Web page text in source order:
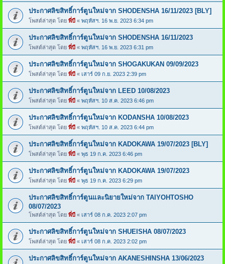
ประกาศลิขสิทธิ์การ์ตูนใหม่จาก SHODENSHA 16/11/2023 [BLY]
โพสต์ล่าสุด โดย พี่บี « พฤหัสฯ. 16 พ.ย. 2023 6:34 pm
ประกาศลิขสิทธิ์การ์ตูนใหม่จาก SHODENSHA 16/11/2023
โพสต์ล่าสุด โดย พี่บี « พฤหัสฯ. 16 พ.ย. 2023 6:31 pm
ประกาศลิขสิทธิ์การ์ตูนใหม่จาก SHOGAKUKAN 09/09/2023
โพสต์ล่าสุด โดย พี่บี « เสาร์ 09 ก.ย. 2023 2:39 pm
ประกาศลิขสิทธิ์การ์ตูนใหม่จาก LEED 10/08/2023
โพสต์ล่าสุด โดย พี่บี « พฤหัสฯ. 10 ส.ค. 2023 6:46 pm
ประกาศลิขสิทธิ์การ์ตูนใหม่จาก KODANSHA 10/08/2023
โพสต์ล่าสุด โดย พี่บี « พฤหัสฯ. 10 ส.ค. 2023 6:44 pm
ประกาศลิขสิทธิ์การ์ตูนใหม่จาก KADOKAWA 19/07/2023 [BLY]
โพสต์ล่าสุด โดย พี่บี « พุธ 19 ก.ค. 2023 6:46 pm
ประกาศลิขสิทธิ์การ์ตูนใหม่จาก KADOKAWA 19/07/2023
โพสต์ล่าสุด โดย พี่บี « พุธ 19 ก.ค. 2023 6:29 pm
ประกาศลิขสิทธิ์การ์ตูนและนิยายใหม่จาก TAIYOHTOSHO
08/07/2023
โพสต์ล่าสุด โดย พี่บี « เสาร์ 08 ก.ค. 2023 2:07 pm
ประกาศลิขสิทธิ์การ์ตูนใหม่จาก SHUEISHA 08/07/2023
โพสต์ล่าสุด โดย พี่บี « เสาร์ 08 ก.ค. 2023 2:02 pm
ประกาศลิขสิทธิ์การ์ตูนใหม่จาก AKANESHINSHA 13/06/2023